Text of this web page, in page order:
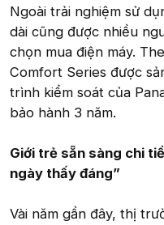
Ngoài trải nghiệm sử
dài cũng được nhiều
chọn mua điện máy.
Comfort Series được
trình kiểm soát của
bảo hành 3 năm.
Giới trẻ sẵn sàng chi
ngày thấy đáng”
Vài năm gần đây, thị